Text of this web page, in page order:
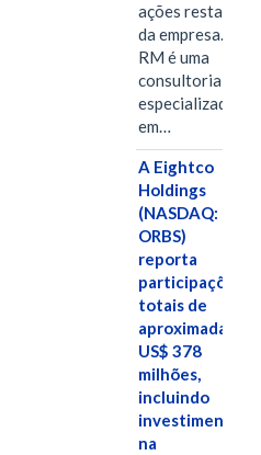
ações restantes
da empresa. A S-
RM é uma
consultoria
especializada
em…
A Eightco
Holdings
(NASDAQ:
ORBS)
reporta
participações
totais de
US$ 378
milhões,
incluindo
investimentos
na